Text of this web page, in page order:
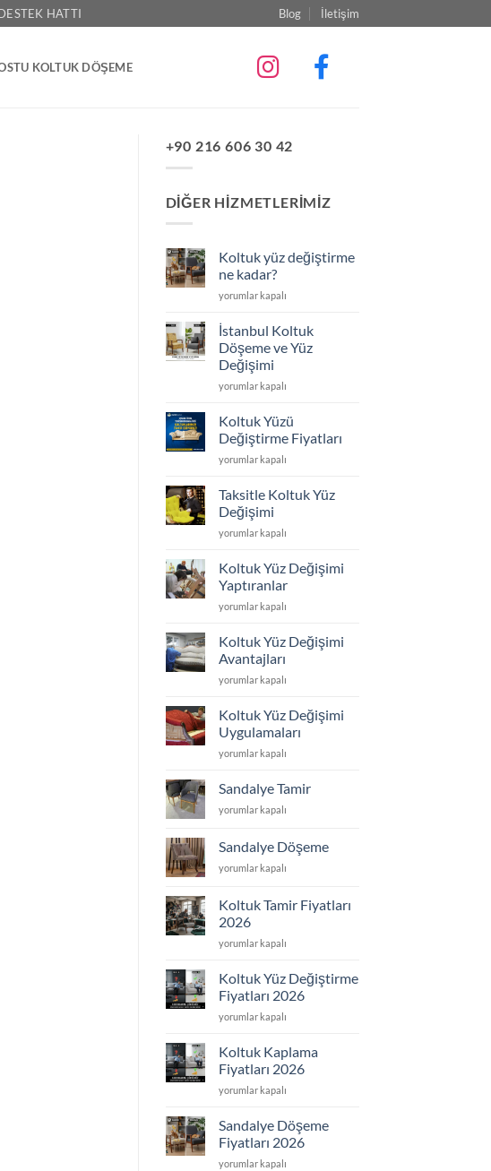
HATTI Blog İletişim
KOLTUK DÖŞEME
+90 216 606 30 42
DIĞER HIZMETLERIMIZ
Koltuk yüz değiştirme
ne kadar?
Koltuk
değiştirme
kadar?
için
yorumlar kapalı
İstanbul Koltuk
Döşeme ve Yüz
Değişimi
İstanbul
Döşeme
Yüz
Değişimi
yorumlar kapalı
Koltuk Yüzü
Değiştirme Fiyatları
Koltuk
Değiştirme
Fiyatları
için
yorumlar kapalı
Taksitle Koltuk Yüz
Değişimi
Taksitle
Yüz
için
yorumlar kapalı
Koltuk Yüz Değişimi
Yaptıranlar
Koltuk
Değişimi
için
yorumlar kapalı
Koltuk Yüz Değişimi
Avantajları
Koltuk
Değişimi
için
yorumlar kapalı
Koltuk Yüz Değişimi
Uygulamaları
Koltuk
Değişimi
Uygulamaları
için
yorumlar kapalı
Sandalye Tamir
Sandalye
yorumlar kapalı
Sandalye Döşeme
Sandalye
yorumlar kapalı
Koltuk Tamir Fiyatları
2026
Koltuk
Fiyatları
için
yorumlar kapalı
Koltuk Yüz Değiştirme
Fiyatları 2026
Koltuk
Değiştirme
2026
için
yorumlar kapalı
Koltuk Kaplama
Fiyatları 2026
Koltuk
Fiyatları
için
yorumlar kapalı
Sandalye Döşeme
Fiyatları 2026
Sandalye
yorumlar kapalı